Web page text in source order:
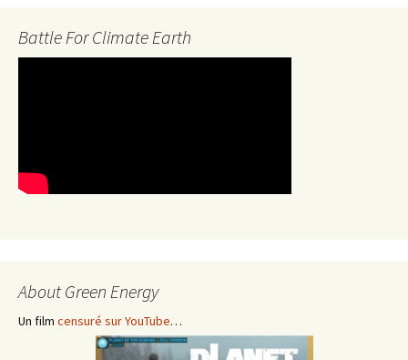
Battle For Climate Earth
About Green Energy
Un film censuré sur YouTube…